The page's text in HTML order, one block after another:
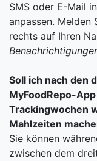
SMS oder E-Mail
anpassen. Melden
rechts auf Ihren
Soll ich nach den
MyFoodRepo-
Trackingwochen
Mahlzeiten
Sie können
zwischen dem